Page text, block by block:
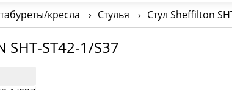
кресла › Стулья › Стул Sheffilton
SHT-ST42-1/S37